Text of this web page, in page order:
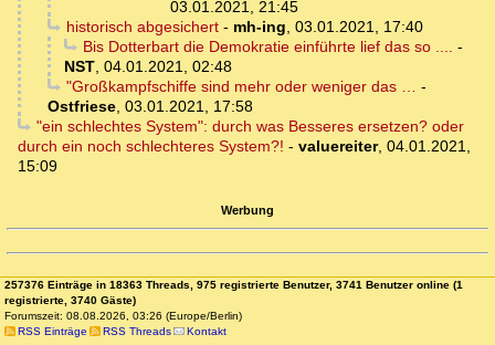
03.01.2021, 21:45
historisch abgesichert- mh-ing, 03.01.2021, 17:40
Bis Dotterbart die Demokratie einführte lief das so .... -
NST, 04.01.2021, 02:48
"Großkampfschiffe sind mehr oder weniger das … -
Ostfriese, 03.01.2021, 17:58
"ein schlechtes System": durch was Besseres ersetzen? oder
durch ein noch schlechteres System?! - valuereiter, 04.01.2021,
15:09
Werbung
257376 Einträge in 18363 Threads, 975 registrierte Benutzer, 3741 Benutzer online (1
registrierte, 3740 Gäste)
Forumszeit: 08.08.2026, 03:26 (Europe/Berlin)
RSS Einträge
RSS Threads Kontakt